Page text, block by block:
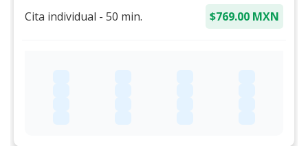
Cita individual - 50 min. $769.00 MXN